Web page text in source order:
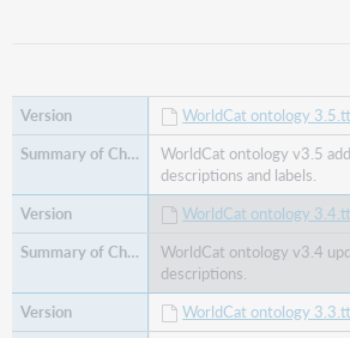
WorldCat ontology
WorldCat ontology v3.5
descriptions and labels.
WorldCat ontology
WorldCat ontology v3.4
descriptions.
WorldCat ontology